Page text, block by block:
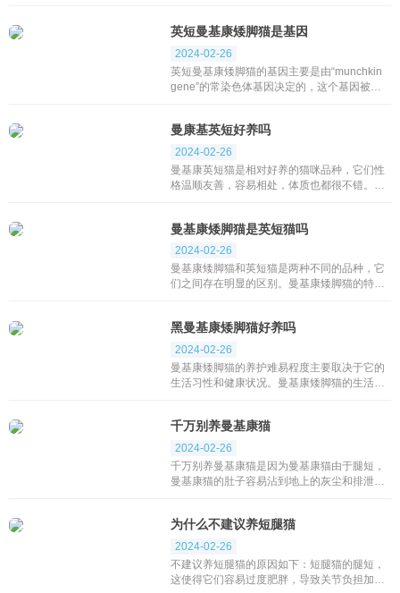
的...
英短曼基康矮脚猫是基因
2024-02-26
英短曼基康矮脚猫的基因主要是由“munchkin
gene”的常染色体基因决定的，这个基因被称
曼康基英短好养吗
2024-02-26
曼基康英短猫是相对好养的猫咪品种，它们性
格温顺友善，容易相处，体质也都很不错。曼
相似，小短腿也...
曼基康矮脚猫是英短猫吗
2024-02-26
曼基康矮脚猫和英短猫是两种不同的品种，它
们之间存在明显的区别。曼基康矮脚猫的特点
殖过程中...
黑曼基康矮脚猫好养吗
2024-02-26
曼基康矮脚猫的养护难易程度主要取决于它的
生活习性和健康状况。曼基康矮脚猫的生活习
性格非...
千万别养曼基康猫
2024-02-26
千万别养曼基康猫是因为曼基康猫由于腿短，
曼基康猫的肚子容易沾到地上的灰尘和排泄
们可能会从...
为什么不建议养短腿猫
2024-02-26
不建议养短腿猫的原因如下：短腿猫的腿短，
这使得它们容易过度肥胖，导致关节负担加